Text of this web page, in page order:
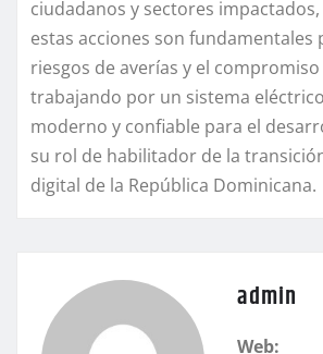
ciudadanos y sectores
estas acciones son fundamentales
riesgos de averías y el
trabajando por un sistema
moderno y confiable para el
su rol de habilitador de la
digital de la República Dominicana.
admin
Web: